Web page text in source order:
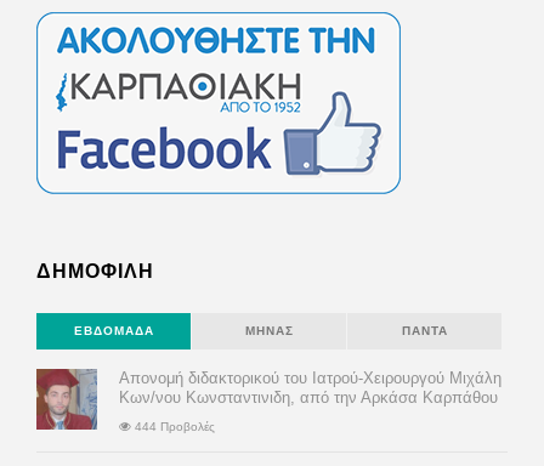
ΔΗΜΟΦΙΛΗ
ΕΒΔΟΜΆΔΑ ΜΉΝΑΣ ΠΆΝΤΑ
Απονομή διδακτορικού του Ιατρού-Χειρουργού Μιχάλη
Κων/νου Κωνσταντινιδη, από την Αρκάσα Καρπάθου
444 Προβολές